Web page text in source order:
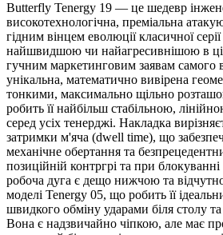
Butterfly Tenergy 19 — це шедевр
високотехнологічна, преміальна
гідним вінцем еволюції класичної
найшвидшою чи найагресивнішою в
гучним маркетинговим заявам самого
унікальна, математично вивірена
тонкими, максимально щільно
робить її найбільш стабільною,
серед усіх тенерджі. Накладка
затримки м'яча (dwell time), що
механічне обертання та
позиційній контргрі та при
робоча дуга є дещо нижчою та
моделі Tenergy 05, що робить її
швидкого обміну ударами біля столу та
Вона є надзвичайно чіпкою, але має